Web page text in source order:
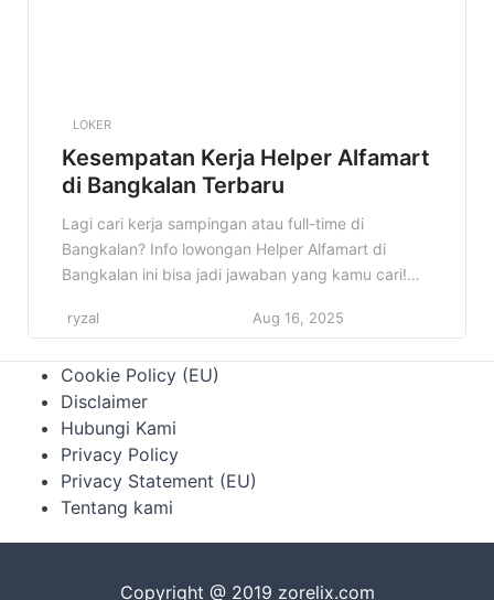
LOKER
Kesempatan Kerja Helper Alfamart
di Bangkalan Terbaru
Lagi cari kerja sampingan atau full-time di
Bangkalan? Info lowongan Helper Alfamart di
Bangkalan ini bisa jadi jawaban yang kamu cari!
penghasilan tambahan atau memulai karir di
Alfamart adalah salah satu jaringan minimarket
terbesar di Indonesia yang terus berkembang.
Dengan menjadi […]
ryzal Aug 16, 2025
Cookie Policy (EU)
Disclaimer
Hubungi Kami
Privacy Policy
Privacy Statement (EU)
Tentang kami
Copyright @ 2019 zorelix.com